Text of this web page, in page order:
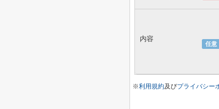
任意
内容
※利用規約及びプライバシー